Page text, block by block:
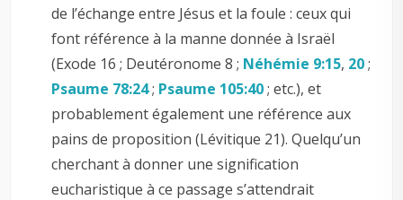
de l’échange entre Jésus et la foule : ceux qui
font référence à la manne donnée à Israël
(Exode 16 ; Deutéronome 8 ; Néhémie 9:15, 20;
Psaume 78:24; Psaume 105:40; etc.), et
probablement également une référence aux
pains de proposition (Lévitique 21). Quelqu’un
cherchant à donner une signification
eucharistique à ce passage s’attendrait